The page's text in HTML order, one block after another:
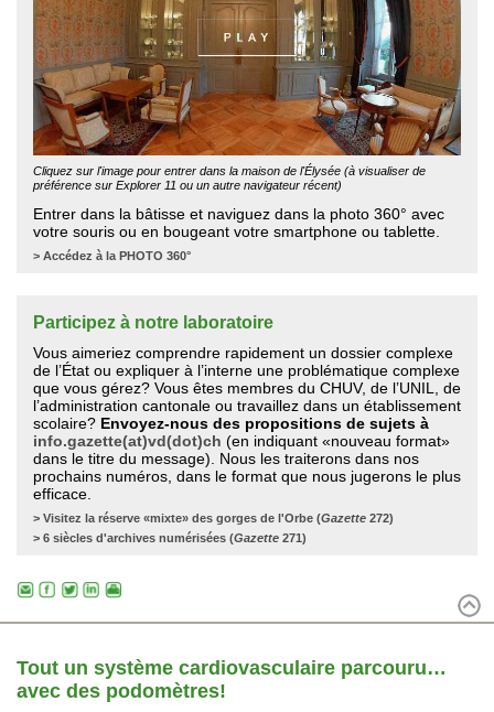
Cliquez sur l'image pour entrer dans la maison de l'Élysée (à visualiser de
préférence sur Explorer 11 ou un autre navigateur récent)
Entrer dans la bâtisse et naviguez dans la photo 360° avec
votre souris ou en bougeant votre smartphone ou tablette.
> Accédez à la PHOTO 360°
Participez à notre laboratoire
Vous aimeriez comprendre rapidement un dossier complexe
de l’État ou expliquer à l’interne une problématique complexe
que vous gérez? Vous êtes membres du CHUV, de l’UNIL, de
l’administration cantonale ou travaillez dans un établissement
scolaire? Envoyez-nous des propositions de sujets à
info.gazette(at)vd(dot)ch (en indiquant «nouveau format»
dans le titre du message). Nous les traiterons dans nos
prochains numéros, dans le format que nous jugerons le plus
efficace.
> Visitez la réserve «mixte» des gorges de l'Orbe (Gazette 272)
> 6 siècles d'archives numérisées (Gazette 271)
Tout un système cardiovasculaire parcouru…
avec des podomètres!